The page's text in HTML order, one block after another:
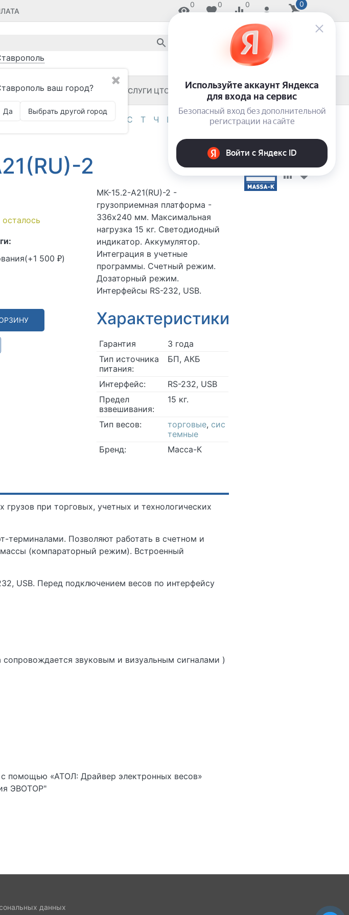
0 0 0 0
✖
ваш город?
Да Выбрать другой город
8 800 2018-054
звонок по России бесплатный
8 (8652) 55-11-33
ЗАКАЖИ И ЗАБЕРИ СЕГОДНЯ!
ШК ПО УСЛУГИ ЦТО ЧЕКОВЫЕ ПРИНТЕРЫ
Z С Т Ч Ш 0-9
2
1 500 ₽)
МК-15.2-А21(RU)-2 -
грузоприемная платформа -
336х240 мм. Максимальная
нагрузка 15 кг. Светодиодный
индикатор. Аккумулятор.
Интеграция в учетные
программы. Счетный режим.
Дозаторный режим.
Интерфейсы RS-232, USB.
Характеристики
Гарантия
3 года
Тип источника
питания:
БП, АКБ
Интерфейс:
RS-232, USB
Предел
взвешивания:
15 кг.
Тип весов: торговые, сис
темные
Бренд:
Масса-К
при торговых, учетных и технологических
терминалами. Позволяют работать в счетном и
(компараторный режим). Встроенный
USB. Перед подключением весов по интерфейсу
звуковым и визуальным сигналами )
помощью «АТОЛ: Драйвер электронных весов»
ЭВОТОР"
данных